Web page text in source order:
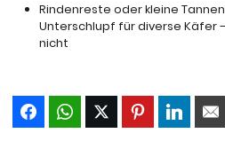
Rindenreste oder kleine
Unterschlupf für diverse Käfer
nicht